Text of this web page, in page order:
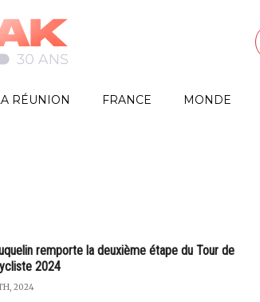
RÉUNION FRANCE MONDE
remporte la deuxième étape du Tour de
2024
2024